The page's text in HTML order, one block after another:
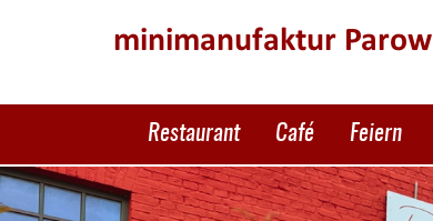
minimanufaktur Parow
Restaurant Café Feiern